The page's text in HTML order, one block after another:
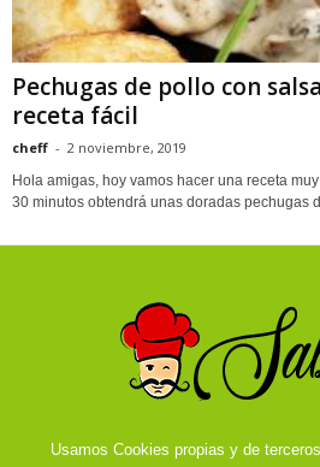
Pechugas de pollo con
receta fácil
cheff - 2 noviembre, 2019
Hola amigas, hoy vamos hacer una receta
30 minutos obtendrá unas doradas pechugas
Usamos Cookies propias y de